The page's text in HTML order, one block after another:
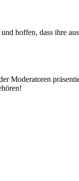
hoffen, dass ihre
Moderatoren